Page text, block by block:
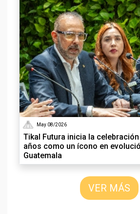
May 08/2026
Tikal Futura inicia la
años como un ícono en
Guatemala
VER MÁS